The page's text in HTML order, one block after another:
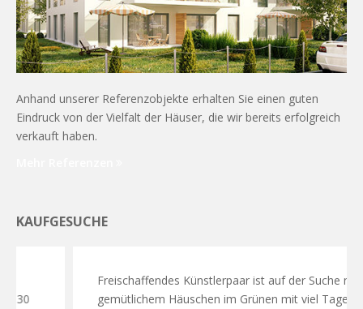
Anhand unserer Referenzobjekte erhalten Sie einen guten
Eindruck von der Vielfalt der Häuser, die wir bereits erfolgreich
verkauft haben.
KAUFGESUCHE
Freischaffendes Künstlerpaar ist auf der Suche nach
gemütlichem Häuschen im Grünen mit viel Tageslicht